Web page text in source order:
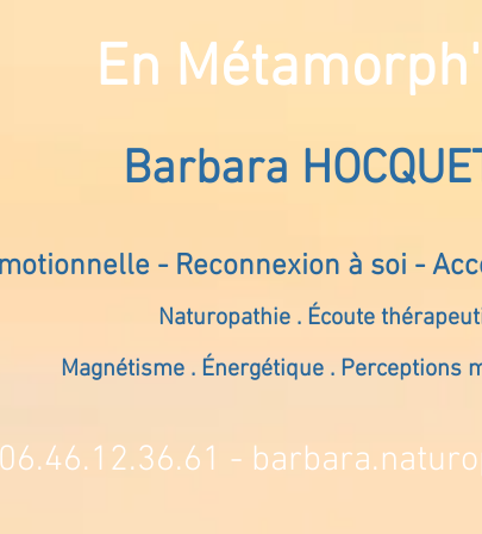
En
Barbara
- Reconnexion à soi -
Naturopathie . Écoute
Magnétisme . Énergétique . Perceptions
06.46.12.36.61 -